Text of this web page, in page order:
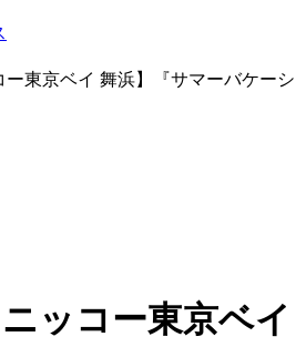
ー東京ベイ 舞浜】『サマーバケー
ニッコー東京ベ